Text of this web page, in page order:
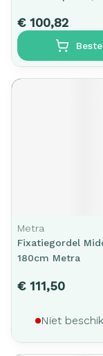
€ 100,82
Metra
Fixatiegordel
180cm Metra
€ 111,50
Niet